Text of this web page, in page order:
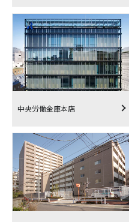
中央労働金庫本店